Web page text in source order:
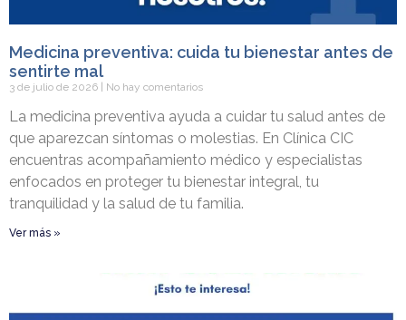
Medicina preventiva: cuida tu bienestar antes de
sentirte mal
3 de julio de 2026 No hay comentarios
La medicina preventiva ayuda a cuidar tu salud antes de
que aparezcan síntomas o molestias. En Clínica CIC
encuentras acompañamiento médico y especialistas
enfocados en proteger tu bienestar integral, tu
tranquilidad y la salud de tu familia.
Ver más »